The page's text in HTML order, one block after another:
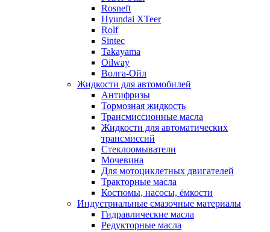
Rosneft
Hyundai XTeer
Rolf
Sintec
Takayama
Oilway
Волга-Ойл
Жидкости для автомобилей
Антифризы
Тормозная жидкость
Трансмиссионные масла
Жидкости для автоматических
трансмиссий
Стеклоомыватели
Мочевина
Для мотоциклетных двигателей
Тракторные масла
Костюмы, насосы, ёмкости
Индустриальные смазочные материалы
Гидравлические масла
Редукторные масла